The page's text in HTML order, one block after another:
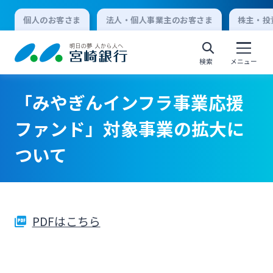
個人のお客さま 法人・個人事業主のお客さま 株主・
検索 メニュー
個人向けインターネットバンキング
「みやぎんインフラ事業応援
ファンド」対象事業の拡大に
ついて
PDFはこちら